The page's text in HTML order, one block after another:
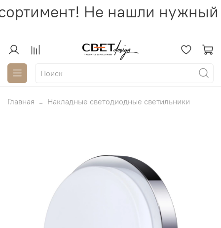
Не нашли нужный
Главная Накладные светодиодные светильники